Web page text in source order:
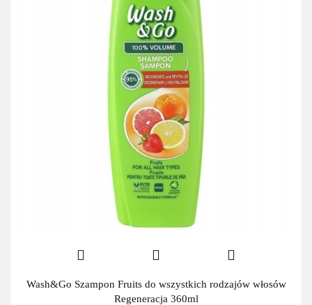
Wash&Go Szampon Fruits do wszystkich rodzajów włosów
Regeneracja 360ml